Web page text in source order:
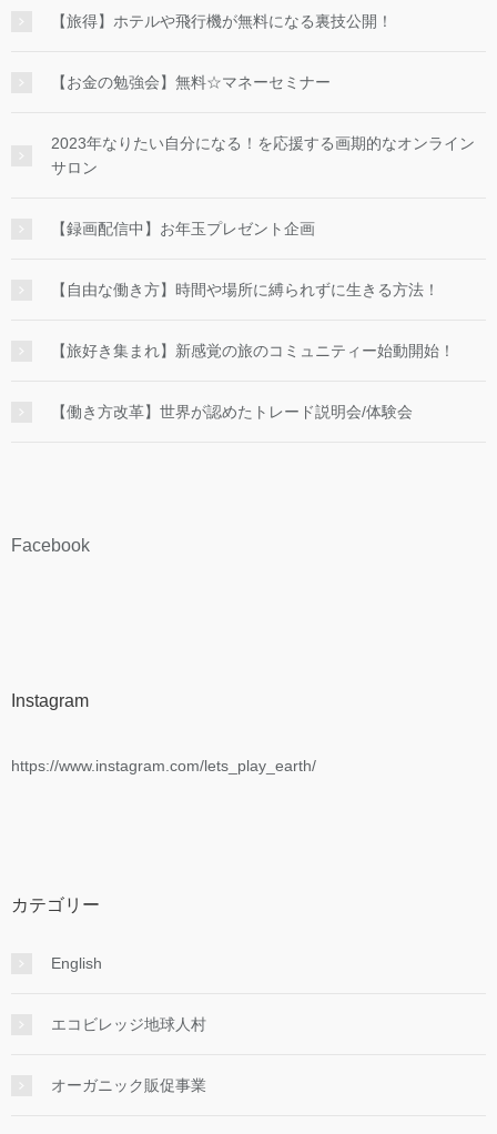
【旅得】ホテルや飛行機が無料になる裏技公開！
【お金の勉強会】無料☆マネーセミナー
2023年なりたい自分になる！を応援する画期的なオンライン
サロン
【録画配信中】お年玉プレゼント企画
【自由な働き方】時間や場所に縛られずに生きる方法！
【旅好き集まれ】新感覚の旅のコミュニティー始動開始！
【働き方改革】世界が認めたトレード説明会/体験会
Facebook
Instagram
https://www.instagram.com/lets_play_earth/
カテゴリー
English
エコビレッジ地球人村
オーガニック販促事業